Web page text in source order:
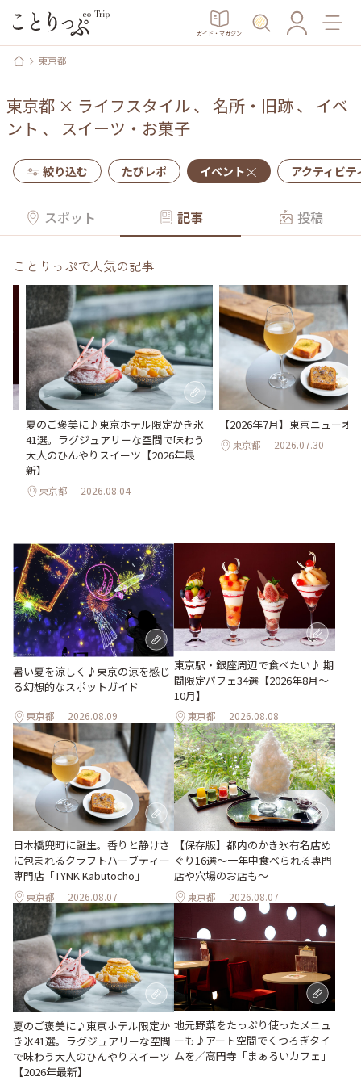
ガイド・マガジン
東京都
東京都 × ライフスタイル、 名所・旧跡、 イベ
ント 、 スイーツ・お菓子
絞り込む たびレポ イベント アクティビテ
スポット 記事 投稿
ことりっぷで人気の記事
夏のご褒美に♪東京ホテル限定かき氷
41選。ラグジュアリーな空間で味わう
大人のひんやりスイーツ【2026年最
新】
東京都 2026.08.04
【2026年7月】東京ニューオ
東京都 2026.07.30
暑い夏を涼しく♪東京の涼を感じ
る幻想的なスポットガイド
東京都 2026.08.09
東京駅・銀座周辺で食べたい♪ 期
間限定パフェ34選【2026年8月～
10月】
東京都 2026.08.08
日本橋兜町に誕生。香りと静けさ
に包まれるクラフトハーブティー
専門店「TYNK Kabutocho」
東京都 2026.08.07
【保存版】都内のかき氷有名店め
ぐり16選～一年中食べられる専門
店や穴場のお店も～
東京都 2026.08.07
夏のご褒美に♪東京ホテル限定か
き氷41選。ラグジュアリーな空間
で味わう大人のひんやりスイーツ
【2026年最新】
地元野菜をたっぷり使ったメニュ
ーも♪アート空間でくつろぎタイ
ムを／高円寺「まぁるいカフェ」